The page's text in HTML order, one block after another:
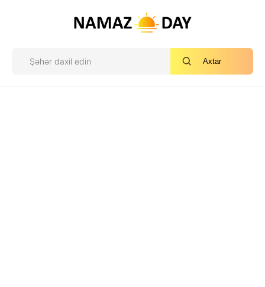
Axtar